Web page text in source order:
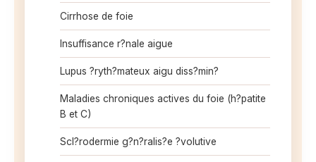
Cirrhose de foie
Insuffisance r?nale aigue
Lupus ?ryth?mateux aigu diss?min?
Maladies chroniques actives du foie (h?patite
B et C)
Scl?rodermie g?n?ralis?e ?volutive